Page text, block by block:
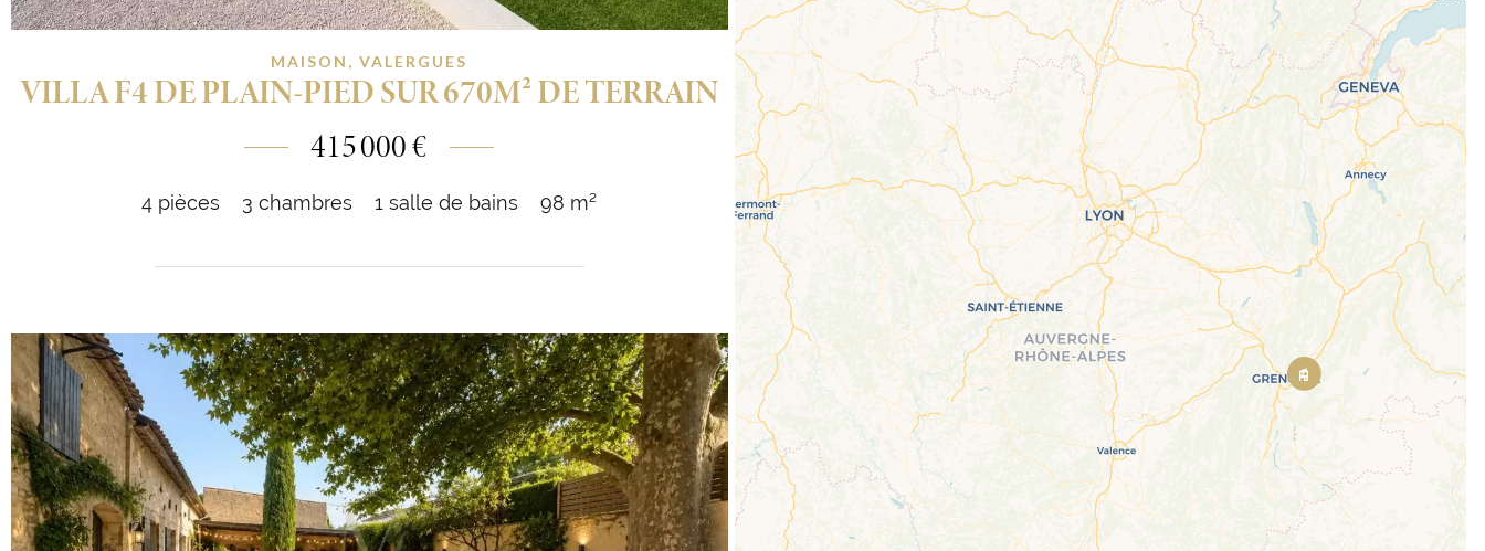
MAISON, VALERGUES
VILLA F4 DE PLAIN-PIED SUR 670M² DE TERRAIN
415 000 €
4 pièces 3 chambres 1 salle de bains 98 m²